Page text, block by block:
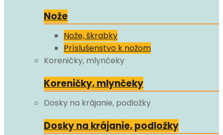
Nože
Nože, škrabky
Príslušenstvo k nožom
Koreničky, mlynčeky
Koreničky, mlynčeky
Dosky na krájanie, podložky
Dosky na krájanie, podložky